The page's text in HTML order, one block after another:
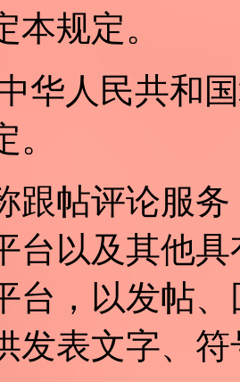
本规定。
华人民共和
跟帖评论服
台以及其他
台，以发帖
发表文字、